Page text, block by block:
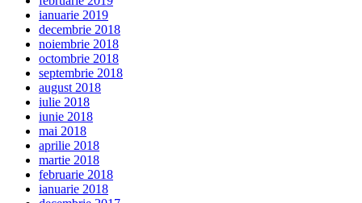
ianuarie 2019
decembrie 2018
noiembrie 2018
octombrie 2018
septembrie 2018
august 2018
iulie 2018
iunie 2018
mai 2018
aprilie 2018
martie 2018
februarie 2018
ianuarie 2018